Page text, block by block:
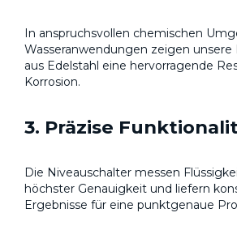
In anspruchsvollen chemischen
Wasseranwendungen zeigen unsere
aus Edelstahl eine hervorragende
Korrosion.
3. Präzise
Die Niveauschalter messen
höchster Genauigkeit und liefern
Ergebnisse für eine punktgenaue